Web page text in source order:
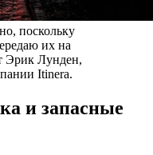
поскольку
их на
Эрик Лунден,
Itinera.
и запасные